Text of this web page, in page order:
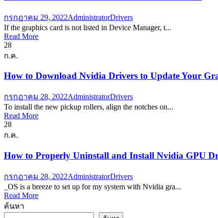
กรกฎาคม 29, 2022AdministratorDrivers
If the graphics card is not listed in Device Manager, t...
Read More
28
ก.ค.
How to Download Nvidia Drivers to Update Your
กรกฎาคม 28, 2022AdministratorDrivers
To install the new pickup rollers, align the notches on...
Read More
28
ก.ค.
How to Properly Uninstall and Install Nvidia GPU
กรกฎาคม 28, 2022AdministratorDrivers
_OS is a breeze to set up for my system with Nvidia gra...
Read More
ค้นหา